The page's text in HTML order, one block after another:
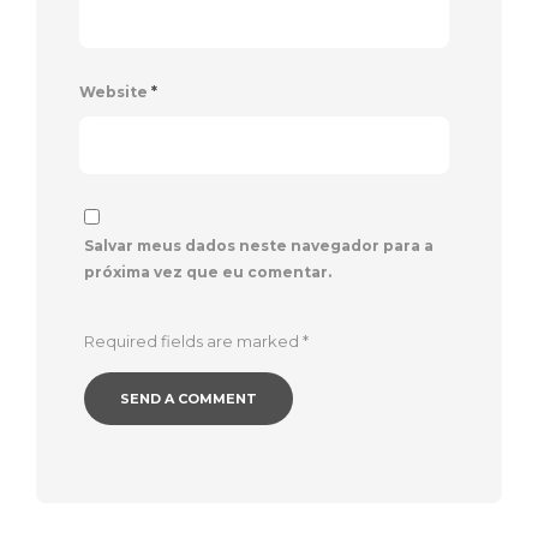
Website *
Salvar meus dados neste navegador para a
próxima vez que eu comentar.
Required fields are marked *